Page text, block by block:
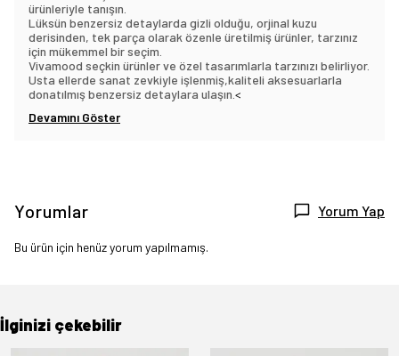
ürünleriyle tanışın.
Lüksün benzersiz detaylarda gizli olduğu, orjinal kuzu
derisinden, tek parça olarak özenle üretilmiş ürünler, tarzınız
için mükemmel bir seçim.
Vivamood seçkin ürünler ve özel tasarımlarla tarzınızı belirliyor.
Usta ellerde sanat zevkiyle işlenmiş,kaliteli aksesuarlarla
donatılmış benzersiz detaylara ulaşın. <
Devamını Göster
Yorumlar Yorum Yap
Bu ürün için henüz yorum yapılmamış.
İlginizi çekebilir